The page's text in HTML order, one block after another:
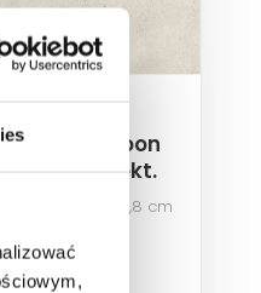
Afternoon
Ściana Rekt.
ścienna, 29,8x59,8 cm